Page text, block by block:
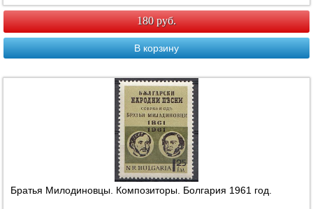
180 руб.
В корзину
Братья Милодиновцы. Композиторы. Болгария 1961 год.